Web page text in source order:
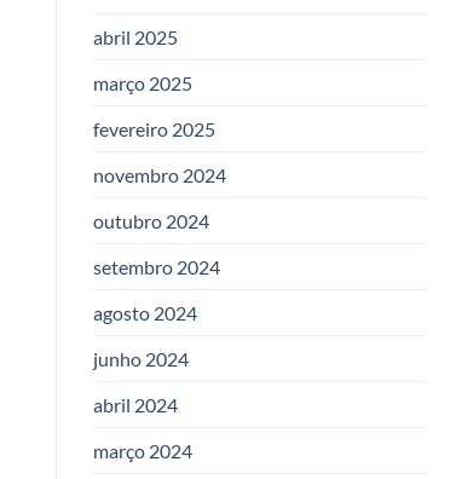
abril 2025
março 2025
fevereiro 2025
novembro 2024
outubro 2024
setembro 2024
agosto 2024
junho 2024
abril 2024
março 2024